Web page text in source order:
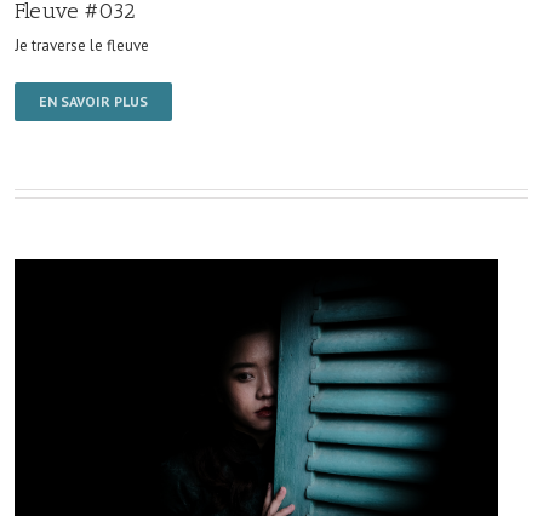
Fleuve #032
Je traverse le fleuve
EN SAVOIR PLUS